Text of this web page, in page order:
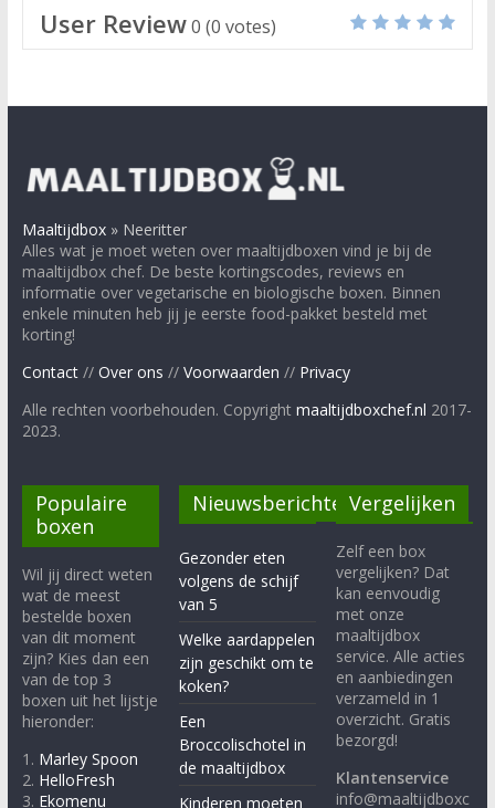
User Review0 (0 votes)
Maaltijdbox» Neeritter
Alles wat je moet weten over maaltijdboxen vind je bij de
maaltijdbox chef. De beste kortingscodes, reviews en
informatie over vegetarische en biologische boxen. Binnen
enkele minuten heb jij je eerste food-pakket besteld met
korting!
Contact// Over ons // Voorwaarden // Privacy
Alle rechten voorbehouden. Copyright maaltijdboxchef.nl 2017-
2023.
Populaire
boxen
Wil jij direct weten
wat de meest
bestelde boxen
van dit moment
zijn? Kies dan een
van de top 3
boxen uit het lijstje
hieronder:
1. Marley Spoon
2. HelloFresh
3. Ekomenu
Nieuwsberichten
Gezonder eten
volgens de schijf
van 5
Welke aardappelen
zijn geschikt om te
koken?
Een
Broccolischotel in
de maaltijdbox
Kinderen moeten
Vergelijken
Zelf een box
vergelijken? Dat
kan eenvoudig
met onze
maaltijdbox
service. Alle acties
en aanbiedingen
verzameld in 1
overzicht. Gratis
bezorgd!
Klantenservice
info@maaltijdboxc